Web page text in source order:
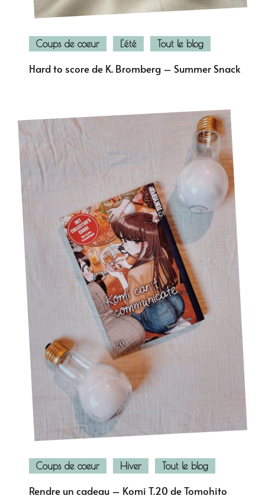
Coups de coeur L'été Tout le blog
Hard to score de K. Bromberg – Summer Snack
Coups de coeur Hiver Tout le blog
Rendre un cadeau – Komi T.20 de Tomohito